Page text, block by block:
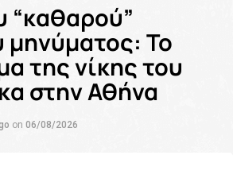
“καθαρού”
μηνύματος: Το
της νίκης του
στην Αθήνα
on 06/08/2026